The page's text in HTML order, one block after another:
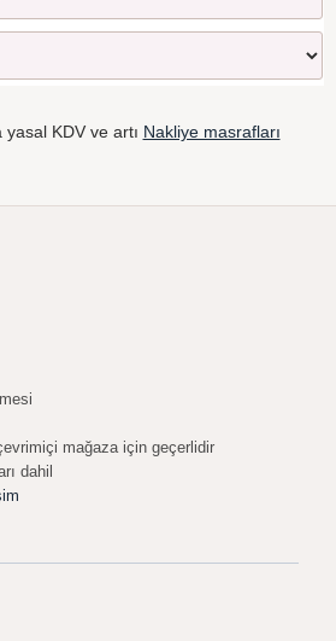
KDV ve artı Nakliye masrafları
mağaza için geçerlidir
dahil